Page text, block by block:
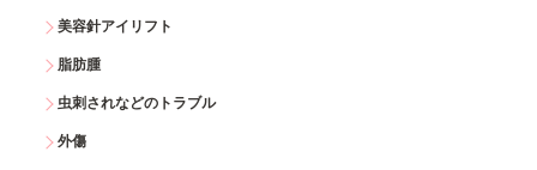
美容針アイリフト
脂肪腫
虫刺されなどのトラブル
外傷